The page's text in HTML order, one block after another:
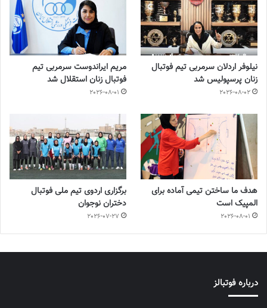
نیلوفر اردلان سرمربی تیم فوتبال
زنان پرسپولیس شد
2026-08-02
مریم ایراندوست سرمربی تیم
فوتبال زنان استقلال شد
2026-08-01
هدف ما ساختن تیمی آماده برای
المپیک است
2026-08-01
برگزاری اردوی تیم ملی فوتبال
دختران نوجوان
2026-07-27
درباره فوتبالز